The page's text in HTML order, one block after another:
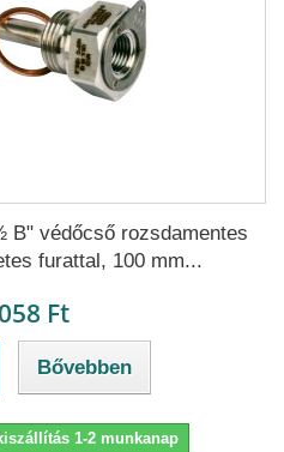
B" védőcső rozsdamentes
furattal, 100 mm...
Ft
Bővebben
1-2 munkanap